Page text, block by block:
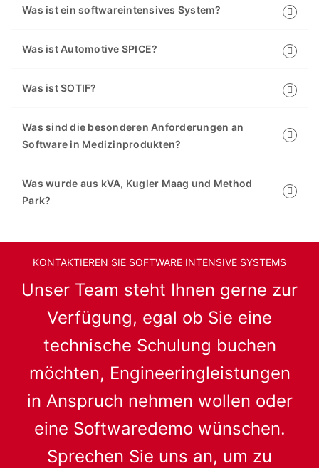
Was ist ein softwareintensives System?
Was ist Automotive SPICE?
Was ist SOTIF?
Was sind die besonderen Anforderungen an
Software in Medizinprodukten?
Was wurde aus kVA, Kugler Maag und Method
Park?
KONTAKTIEREN SIE SOFTWARE INTENSIVE SYSTEMS
Unser Team steht Ihnen gerne zur
Verfügung, egal ob Sie eine
technische Schulung buchen
möchten, Engineeringleistungen
in Anspruch nehmen wollen oder
eine Softwaredemo wünschen.
Sprechen Sie uns an, um zu